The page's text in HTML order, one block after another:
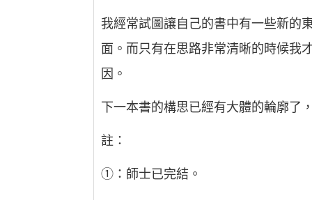
我經常試圖讓自己的書中有一些新的
面。而只有在思路非常清晰的時候我
因。
下一本書的構思已經有大體的輪廓了
註：
①：師士已完結。